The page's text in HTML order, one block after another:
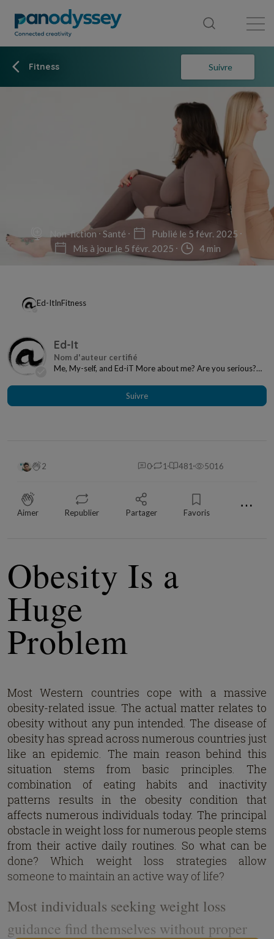
Fitness Suivre
Non-fiction Santé
Publié le 5 févr. 2025
Mis à jour le 5 févr. 2025
4 min
Ed-ItInFitness
Ed-It
Me, My-self, and Ed-iT More about me? Are you serious?
Suivre
2 0 1 481 5016
Aimer Republier Partager Favoris ⋯
Obesity Is a
Huge
Problem
Most Western countries cope with a massive
obesity-related issue. The actual matter relates to
obesity without any pun intended. The disease of
obesity has spread across numerous countries just
like an epidemic. The main reason behind this
situation stems from basic principles. The
combination of eating habits and inactivity
patterns results in the obesity condition that
affects numerous individuals today. The principal
obstacle in weight loss for numerous people stems
from their active daily routines. So what can be
done? Which weight loss strategies allow
someone to maintain an active way of life?
Most individuals seeking weight loss
guidance find themselves without proper